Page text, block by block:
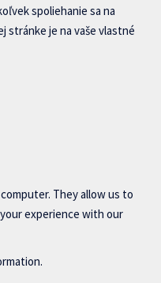
spoliehanie sa na
stránke je na vaše vlastné
They allow us to
experience with our